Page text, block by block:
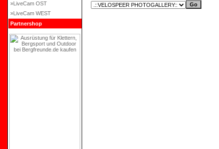
»LiveCam OST
»LiveCam WEST
Partnershop